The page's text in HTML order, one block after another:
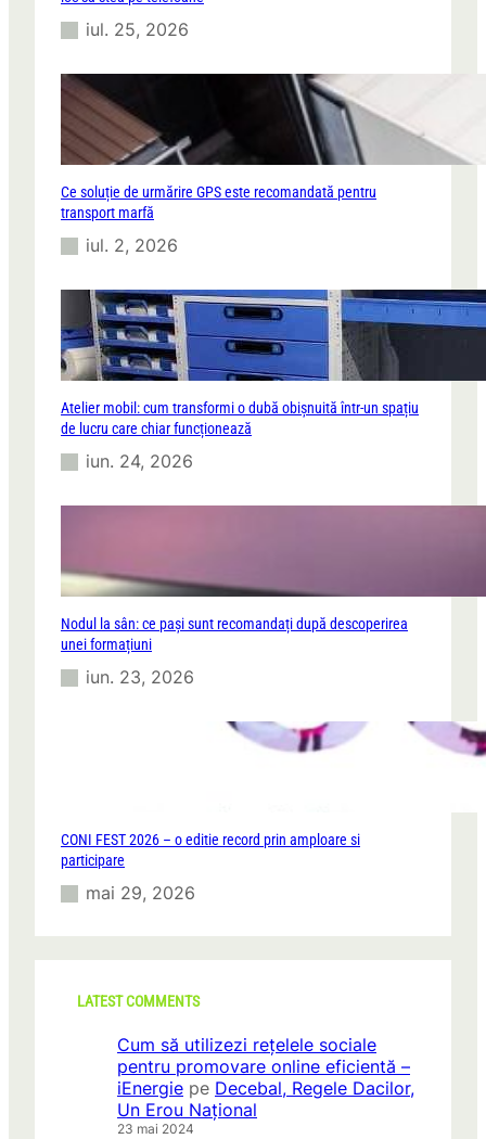
iul. 25, 2026
Ce soluție de urmărire GPS este recomandată pentru
transport marfă
iul. 2, 2026
Atelier mobil: cum transformi o dubă obișnuită într-un spațiu
de lucru care chiar funcționează
iun. 24, 2026
Nodul la sân: ce pași sunt recomandați după descoperirea
unei formațiuni
iun. 23, 2026
CONI FEST 2026 – o editie record prin amploare si
participare
mai 29, 2026
LATEST COMMENTS
Cum să utilizezi rețelele sociale
pentru promovare online eficientă –
iEnergie pe Decebal, Regele Dacilor,
Un Erou Național
23 mai 2024